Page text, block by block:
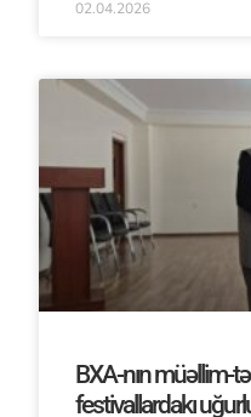
02.04.2026
BXA-nın müəllim-
festivallardakı